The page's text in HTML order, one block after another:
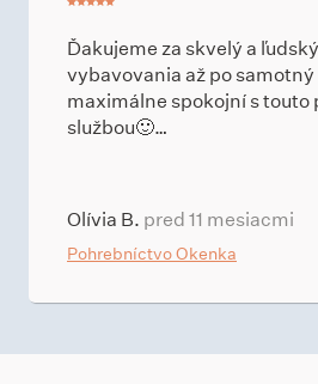
Ďakujeme za skvelý a
vybavovania až po
maximálne spokojní s touto
službou🙂…
Olívia B. pred 11 mesiacmi
Pohrebníctvo Okenka